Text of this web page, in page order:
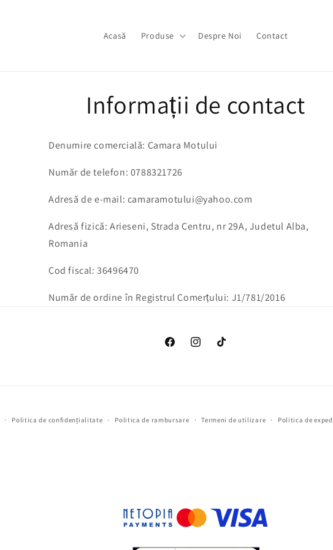
Acasă Produse Despre Noi Contact
Informații de contact
Denumire comercială: Camara Motului
Număr de telefon: 0788321726
Adresă de e-mail: camaramotului@yahoo.com
Adresă fizică: Arieseni, Strada Centru, nr 29A, Judetul Alba,
Romania
Cod fiscal:36496470
Număr de ordine în Registrul Comerțului: J1/781/2016
FacebookInstagramTikTok
Politica de confidențialitate Politica de rambursare Termeni de utilizare Politica de